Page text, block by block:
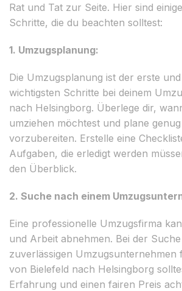
Rat und Tat zur Seite. Hier sind
Schritte, die du beachten solltest:
1. Umzugsplanung:
Die Umzugsplanung ist der erste
wichtigsten Schritte bei deinem
nach Helsingborg. Überlege dir,
umziehen möchtest und plane
vorzubereiten. Erstelle eine
Aufgaben, die erledigt werden
den Überblick.
2. Suche nach einem
Eine professionelle Umzugsfirma
und Arbeit abnehmen. Bei der
zuverlässigen Umzugsunternehmen
von Bielefeld nach Helsingborg
Erfahrung und einen fairen Preis